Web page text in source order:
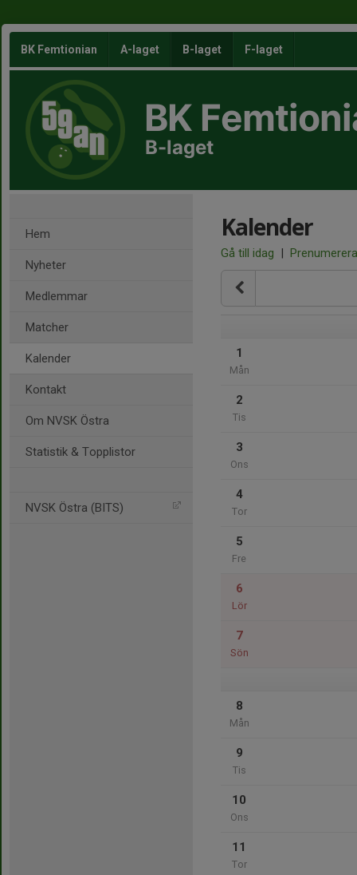
BK Femtionian A-laget B-laget F-laget
BK
B-laget
Hem
Nyheter
Medlemmar
Matcher
Kalender
Kontakt
Om NVSK Östra
Statistik & Topplistor
NVSK Östra (BITS)
Kalender
Gå till idag | Prenumerera
1
Mån
2
Tis
3
Ons
4
Tor
5
Fre
6
Lör
7
Sön
8
Mån
9
Tis
10
Ons
11
Tor